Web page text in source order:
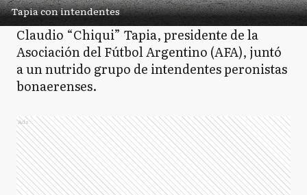
Tapia con intendentes
Claudio “Chiqui” Tapia, presidente de la
Asociación del Fútbol Argentino (AFA), juntó
a un nutrido grupo de intendentes peronistas
bonaerenses.
Ads